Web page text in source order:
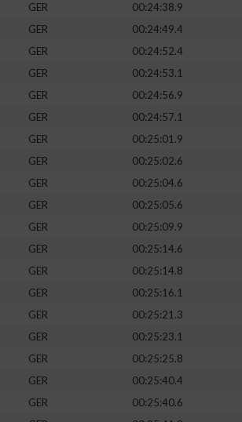
GER
00:24:38.9
GER
00:24:49.4
GER
00:24:52.4
GER 00:24:53.1
GER
00:24:56.9
GER
00:24:57.1
GER
00:25:01.9
GER
00:25:02.6
GER 00:25:04.6
GER
00:25:05.6
GER
00:25:09.9
GER
00:25:14.6
GER
00:25:14.8
GER 00:25:16.1
GER
00:25:21.3
GER
00:25:23.1
GER
00:25:25.8
GER
00:25:40.4
GER 00:25:40.6